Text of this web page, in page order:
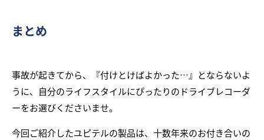
まとめ
事故が起きてから、『付けとけばよかった…』とならないよ
うに、自分のライフスタイルにぴったりのドライブレコーダ
ーをお選びくださいませ。
今回ご紹介したユピテルの製品は、十数年来のお付き合いの